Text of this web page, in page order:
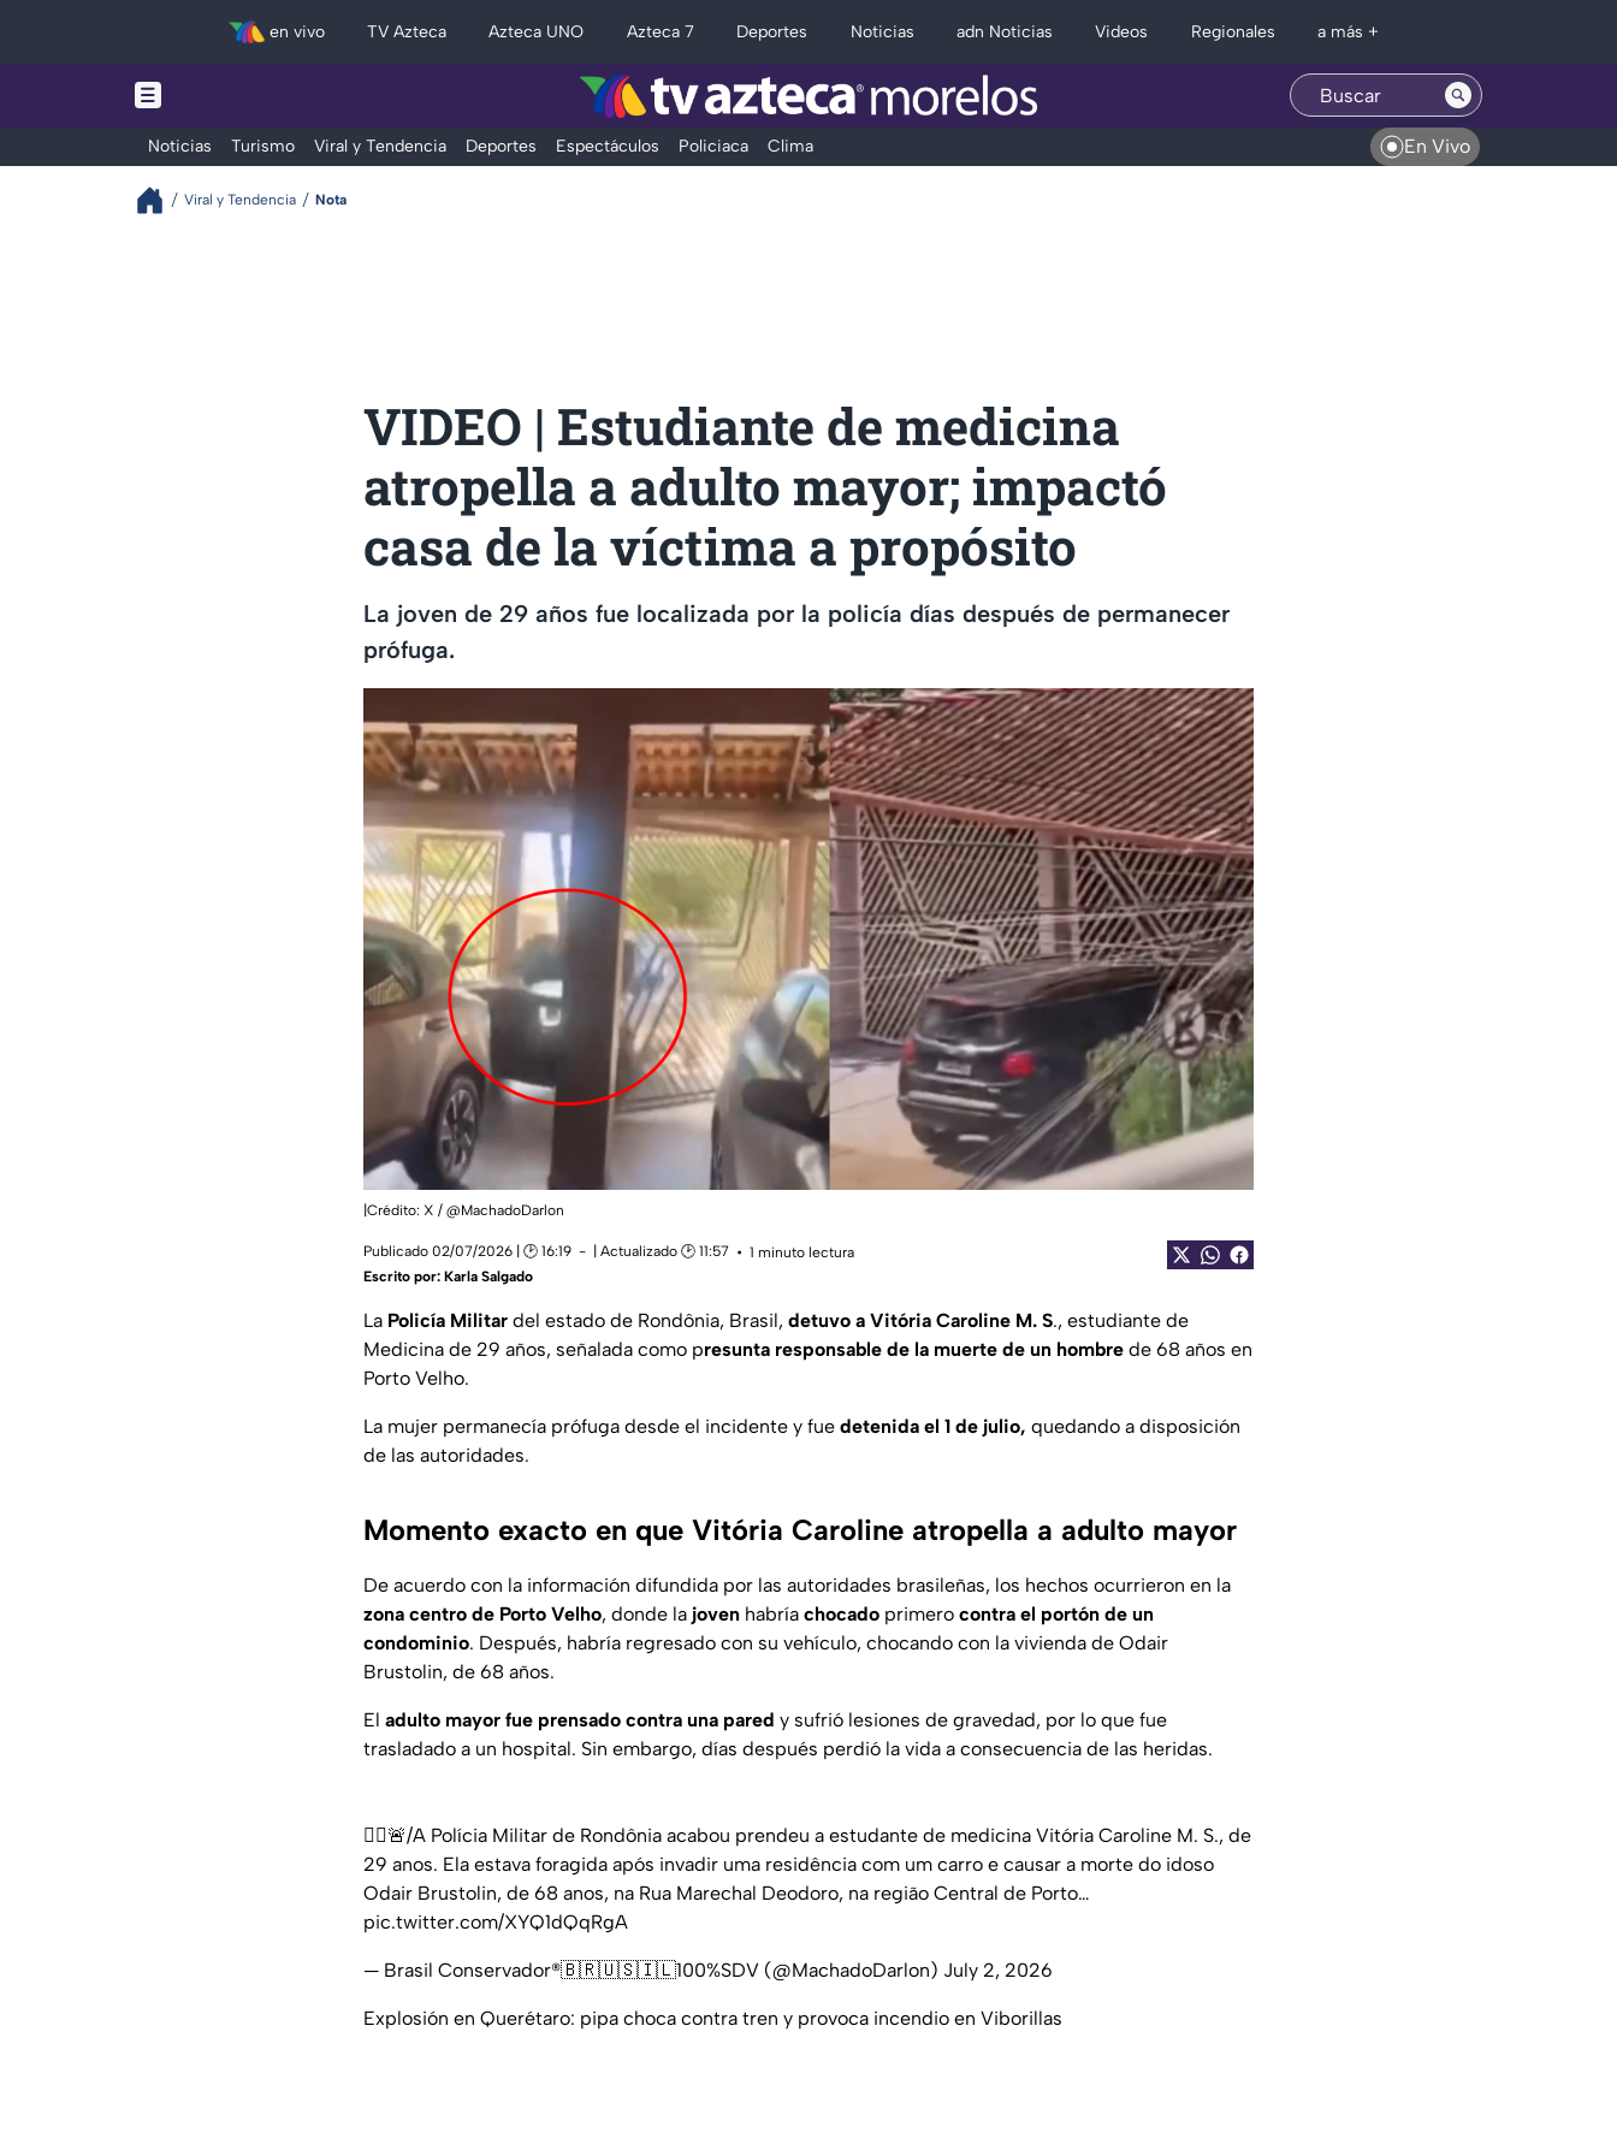
en vivo TV Azteca Azteca UNO Azteca 7 Deportes Noticias adn Noticias Videos Regionales a más +
Noticias Turismo Viral y Tendencia Deportes Espectáculos Policiaca Clima En Vivo
Viral y Tendencia Nota
VIDEO | Estudiante de medicina
atropella a adulto mayor; impactó
casa de la víctima a propósito
La joven de 29 años fue localizada por la policía días después de permanecer
prófuga.
|Crédito: X / @MachadoDarlon
Publicado 02/07/2026 | 🕑 16:19 | Actualizado 🕑 11:57
1 minuto lectura
Escrito por: Karla Salgado
La Policía Militar del estado de Rondônia, Brasil, detuvo a Vitória Caroline M. S., estudiante de
Medicina de 29 años, señalada como presunta responsable de la muerte de un hombre de 68 años en
Porto Velho.
La mujer permanecía prófuga desde el incidente y fue detenida el 1 de julio, quedando a disposición
de las autoridades.
Momento exacto en que Vitória Caroline atropella a adulto mayor
De acuerdo con la información difundida por las autoridades brasileñas, los hechos ocurrieron en la
zona centro de Porto Velho, donde la joven habría chocado primero contra el portón de un
condominio. Después, habría regresado con su vehículo, chocando con la vivienda de Odair
Brustolin, de 68 años.
El adulto mayor fue prensado contra una pared y sufrió lesiones de gravedad, por lo que fue
trasladado a un hospital. Sin embargo, días después perdió la vida a consecuencia de las heridas.
👮‍♂️🚨/A Polícia Militar de Rondônia acabou prendeu a estudante de medicina Vitória Caroline M. S., de
29 anos. Ela estava foragida após invadir uma residência com um carro e causar a morte do idoso
Odair Brustolin, de 68 anos, na Rua Marechal Deodoro, na região Central de Porto…
pic.twitter.com/XYQ1dQqRgA
— Brasil Conservador®️🇧🇷🇺🇸🇮🇱100%SDV (@MachadoDarlon) July 2, 2026
Explosión en Querétaro: pipa choca contra tren y provoca incendio en Viborillas